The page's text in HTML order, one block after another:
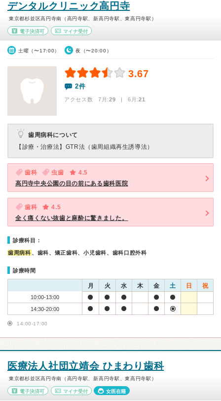
デンタルクリニック高円寺
東京都杉並区高円寺南（高円寺駅、新高円寺駅、東高円寺駅）
電子決済可 マイナ受付
土曜（〜17:00） 夜（〜20:00）
3.67
2件
アクセス数 7月:29 | 6月:21
歯周病科について
【診療・治療法】 GTR法（歯周組織再生誘導法）
歯科 虫歯
4.5
高円寺中央公園の目の前にある歯科医院
歯科
4.5
全く痛くない抜歯と麻酔に驚きました。
診療科目：
歯周病科 、歯科、矯正歯科、小児歯科、歯科口腔外科
診療時間
月 火 水 木 金 土 日 祝
10:00-13:00
14:30-20:00
14:00-17:00
医療法人社団立靖会 ひまわり歯科
東京都杉並区高円寺南（高円寺駅、新高円寺駅、東高円寺駅）
電子決済可 マイナ受付 女医在籍